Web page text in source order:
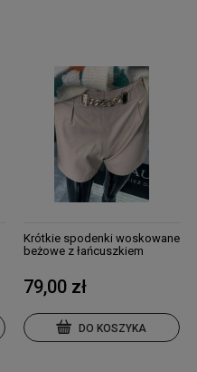
Krótkie spodenki woskowane
beżowe z łańcuszkiem
79,00 zł
DO KOSZYKA